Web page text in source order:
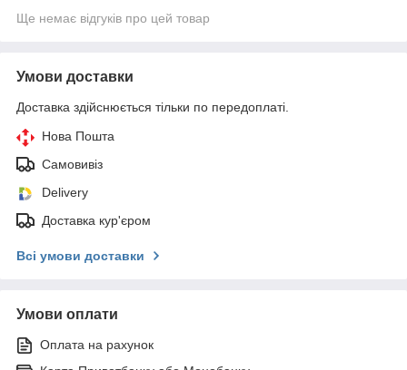
Ще немає відгуків про цей товар
Умови доставки
Доставка здійснюється тільки по передоплаті.
Нова Пошта
Самовивіз
Delivery
Доставка кур'єром
Всі умови доставки
Умови оплати
Оплата на рахунок